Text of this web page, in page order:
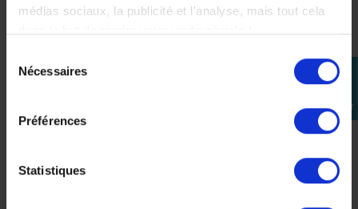
médias sociaux, la publicité et l'analyse, mais tout cela
Nécessaires
Préférences
Statistiques
perm_identity
connecter
Coupe fittée près du corps
Col classique avec pression avec réhausse en cuir
Serrage du col par pression
Serrage pression en bas de blousonGousset de confort
dans le dos
pour protéger votre réservoir